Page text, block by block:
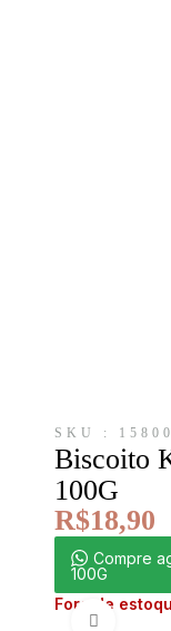
SKU :
Biscoito
100G
R$18,90
Compre
100G
Fora de